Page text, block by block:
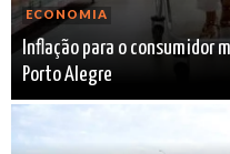
ECONOMIA
Inflação para o consumidor
Porto Alegre